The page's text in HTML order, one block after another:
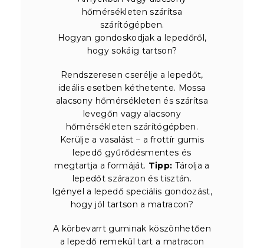
hőmérsékleten szárítsa
szárítógépben.
Hogyan gondoskodjak a lepedőről,
hogy sokáig tartson?
Rendszeresen cserélje a lepedőt,
ideális esetben kéthetente. Mossa
alacsony hőmérsékleten és szárítsa
levegőn vagy alacsony
hőmérsékleten szárítógépben.
Kerülje a vasalást – a frottír gumis
lepedő gyűrődésmentes és
megtartja a formáját. Tipp: Tárolja a
lepedőt szárazon és tisztán.
Igényel a lepedő speciális gondozást,
hogy jól tartson a matracon?
A körbevarrt guminak köszönhetően
a lepedő remekül tart a matracon